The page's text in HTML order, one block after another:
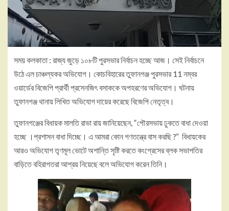
সময় কলকাতা : রাজ্য জুড়ে ১০৮টি পুরসভার নির্বাচন হচ্ছে আজ। সেই নির্বাচনে
উঠে এল চাঞ্চল্যকর অভিযোগ। কোচবিহারের তুফানগঞ্জ পুরসভার 11 নম্বর
ওয়ার্ডের বিজেপি প্রার্থী প্রসেনজিৎ বসাককে অপহরণের অভিযোগ। ঘটনায়
তুফানগঞ্জ থানায় লিখিত অভিযোগ দায়ের করেছে বিজেপি নেতৃত্ব।
তুফানগঞ্জের বিধায়ক মালতি রাভা রায় জানিয়েছেন, “পৌরসভায় ঢুকতে বাধা দেওয়া
হচ্ছে ।প্রশাসন বাধা দিচ্ছে। এ আমরা কোন গণতন্ত্রে বাস করছি ?” বিধায়কের
আরও অভিযোগ তৃণমূল ভোটে অশান্তি সৃষ্টি করতে কংগ্রেসের ব্লক সভাপতির
বাড়িতে বহিরাগতরা আশ্রয় নিয়েছে বলে অভিযোগ করেন তিনি।